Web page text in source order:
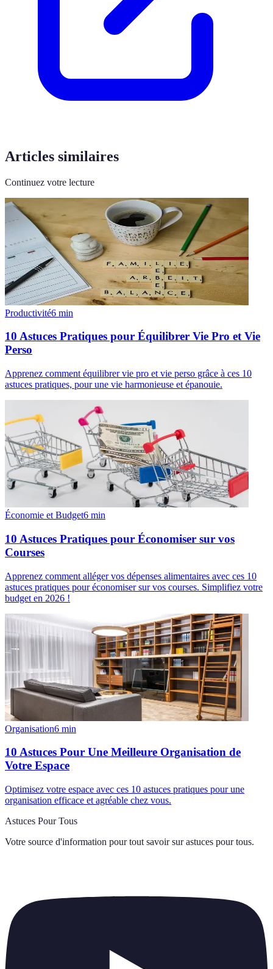
Articles similaires
Continuez votre lecture
Productivité6 min
10 Astuces Pratiques pour Équilibrer Vie Pro et Vie
Perso
Apprenez comment équilibrer vie pro et vie perso grâce à ces 10
astuces pratiques, pour une vie harmonieuse et épanouie.
Économie et Budget6 min
10 Astuces Pratiques pour Économiser sur vos
Courses
Apprenez comment alléger vos dépenses alimentaires avec ces 10
astuces pratiques pour économiser sur vos courses. Simplifiez votre
budget en 2026 !
Organisation6 min
10 Astuces Pour Une Meilleure Organisation de
Votre Espace
Optimisez votre espace avec ces 10 astuces pratiques pour une
organisation efficace et agréable chez vous.
Astuces Pour Tous
Votre source d'information pour tout savoir sur astuces pour tous.